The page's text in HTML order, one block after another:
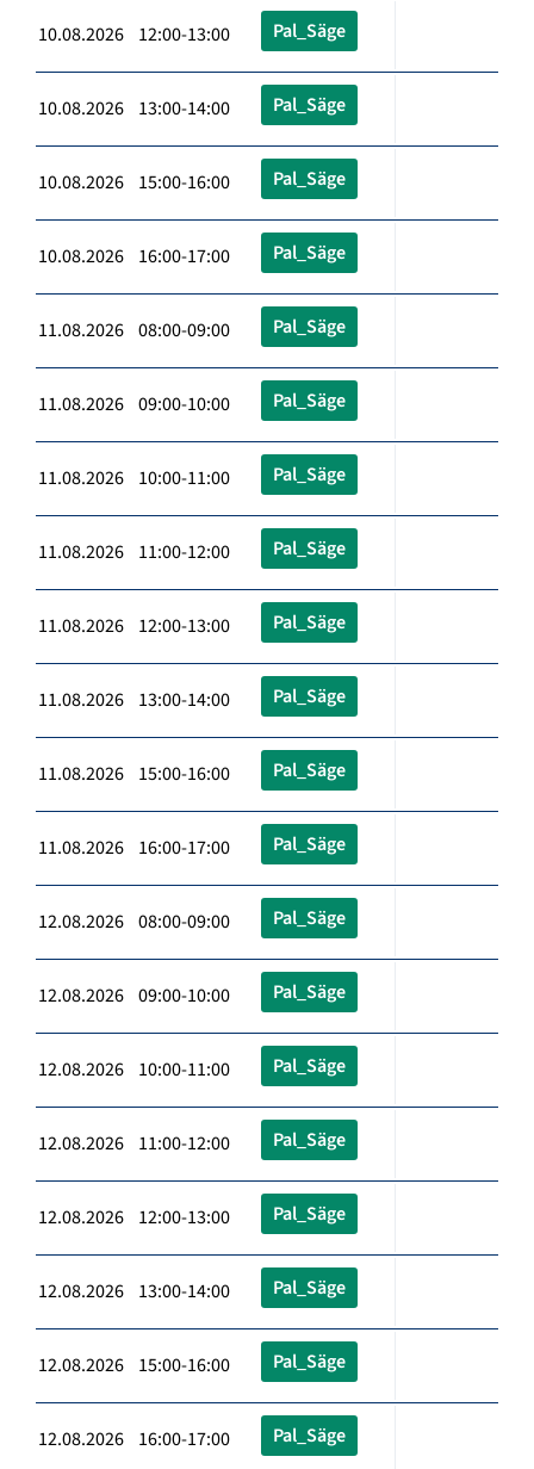
10.08.2026 12:00-13:00 Pal_Säge
10.08.2026 13:00-14:00 Pal_Säge
10.08.2026 15:00-16:00 Pal_Säge
10.08.2026 16:00-17:00 Pal_Säge
11.08.2026 08:00-09:00 Pal_Säge
11.08.2026 09:00-10:00 Pal_Säge
11.08.2026 10:00-11:00 Pal_Säge
11.08.2026 11:00-12:00 Pal_Säge
11.08.2026 12:00-13:00 Pal_Säge
11.08.2026 13:00-14:00 Pal_Säge
11.08.2026 15:00-16:00 Pal_Säge
11.08.2026 16:00-17:00 Pal_Säge
12.08.2026 08:00-09:00 Pal_Säge
12.08.2026 09:00-10:00 Pal_Säge
12.08.2026 10:00-11:00 Pal_Säge
12.08.2026 11:00-12:00 Pal_Säge
12.08.2026 12:00-13:00 Pal_Säge
12.08.2026 13:00-14:00 Pal_Säge
12.08.2026 15:00-16:00 Pal_Säge
12.08.2026 16:00-17:00 Pal_Säge